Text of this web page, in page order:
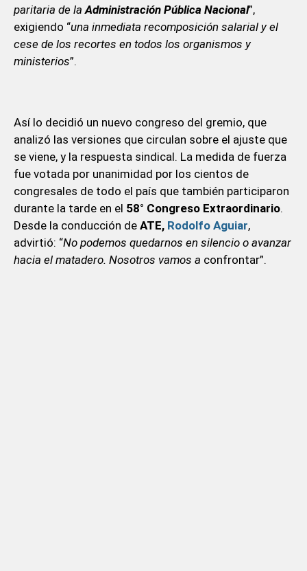
paritaria de la Administración Pública Nacional”,
exigiendo “una inmediata recomposición salarial y el
cese de los recortes en todos los organismos y
ministerios”.
Así lo decidió un nuevo congreso del gremio, que
analizó las versiones que circulan sobre el ajuste que
se viene, y la respuesta sindical. La medida de fuerza
fue votada por unanimidad por los cientos de
congresales de todo el país que también participaron
durante la tarde en el 58° Congreso Extraordinario.
Desde la conducción de ATE, Rodolfo Aguiar,
advirtió: “No podemos quedarnos en silencio o avanzar
hacia el matadero. Nosotros vamos a confrontar”.